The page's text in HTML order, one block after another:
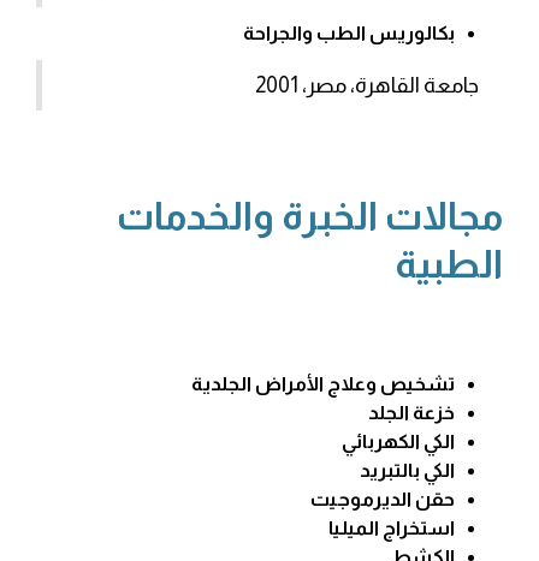
بكالوريس الطب والجراحة
جامعة القاهرة، مصر، 2001
مجالات الخبرة والخدمات
الطبية
تشخيص وعلاج الأمراض الجلدية
خزعة الجلد
الكي الكهربائي
الكي بالتبريد
حقن الديرموجيت
استخراج الميليا